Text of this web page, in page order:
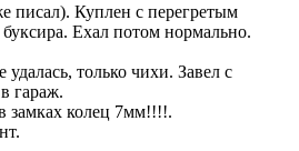
писал). Куплен с перегретым
Ехал потом нормально.
только чихи. Завел с
гараж.
замках колец 7мм!!!!.